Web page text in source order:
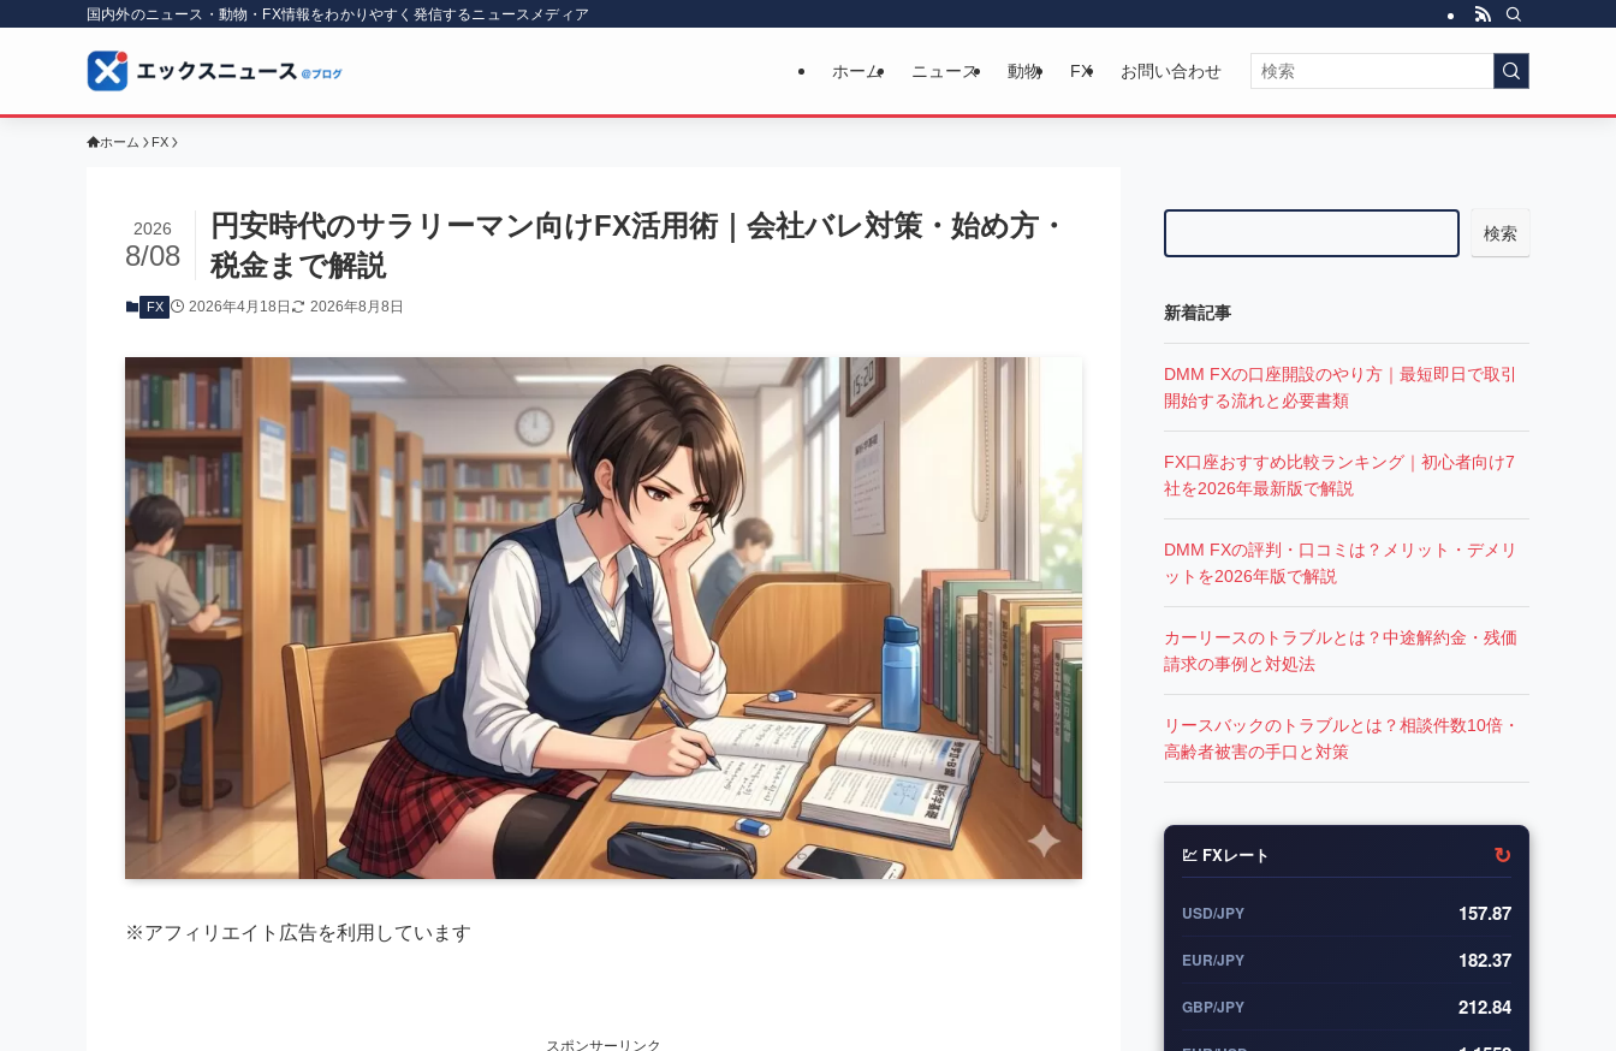
国内外のニュース・動物・FX情報をわかりやすく発信するニュースメディア
ホーム ニュース 動物 FX お問い合わせ
ホーム FX
円安時代のサラリーマン向けFX活用術｜会社バレ対策・始め方・
税金まで解説
2026
8/08
FX 2026年4月18日 2026年8月8日
※アフィリエイト広告を利用しています
スポンサーリンク
検索
新着記事
DMM FXの口座開設のやり方｜最短即日で取引
開始する流れと必要書類
FX口座おすすめ比較ランキング｜初心者向け7
社を2026年最新版で解説
DMM FXの評判・口コミは？メリット・デメリ
ットを2026年版で解説
カーリースのトラブルとは？中途解約金・残価
請求の事例と対処法
リースバックのトラブルとは？相談件数10倍・
高齢者被害の手口と対策
💹 FXレート ↻
USD/JPY 157.87
EUR/JPY 182.37
GBP/JPY 212.84